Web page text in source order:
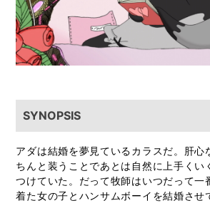
SYNOPSIS
アダは結婚を夢見ているカラスだ。肝心
ちんと装うことであとは自然に上手くい
つけていた。だって牧師はいつだって一
着た女の子とハンサムボーイを結婚させ